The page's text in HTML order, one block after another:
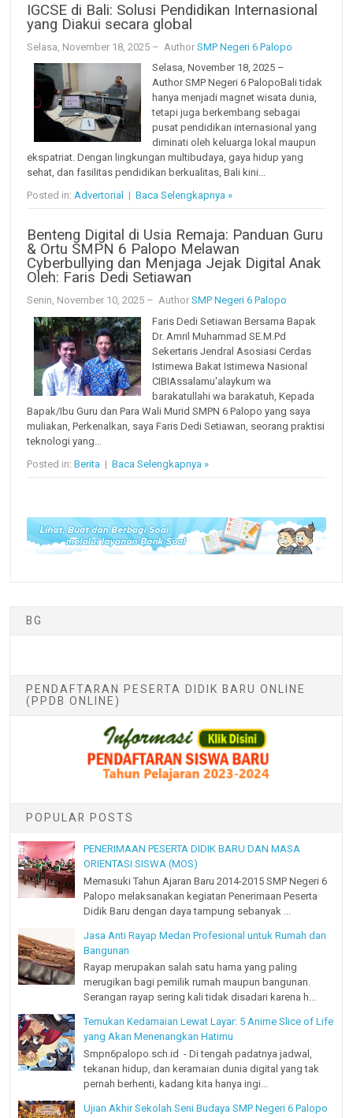
IGCSE di Bali: Solusi Pendidikan Internasional
yang Diakui secara global
Selasa, November 18, 2025 – AuthorSMP Negeri 6 Palopo
Selasa, November 18, 2025 –
Author SMP Negeri 6 PalopoBali tidak
hanya menjadi magnet wisata dunia,
tetapi juga berkembang sebagai
pusat pendidikan internasional yang
diminati oleh keluarga lokal maupun
ekspatriat. Dengan lingkungan multibudaya, gaya hidup yang
sehat, dan fasilitas pendidikan berkualitas, Bali kini...
Posted in:Advertorial |Baca Selengkapnya »
Benteng Digital di Usia Remaja: Panduan Guru
& Ortu SMPN 6 Palopo Melawan
Cyberbullying dan Menjaga Jejak Digital Anak
Oleh: Faris Dedi Setiawan
Senin, November 10, 2025 – AuthorSMP Negeri 6 Palopo
Faris Dedi Setiawan Bersama Bapak
Dr. Amril Muhammad SE.M.Pd
Sekertaris Jendral Asosiasi Cerdas
Istimewa Bakat Istimewa Nasional
CIBIAssalamu'alaykum wa
barakatullahi wa barakatuh, Kepada
Bapak/Ibu Guru dan Para Wali Murid SMPN 6 Palopo yang saya
muliakan, Perkenalkan, saya Faris Dedi Setiawan, seorang praktisi
teknologi yang...
Posted in:Berita |Baca Selengkapnya »
BG
PENDAFTARAN PESERTA DIDIK BARU ONLINE
(PPDB ONLINE)
POPULAR POSTS
PENERIMAAN PESERTA DIDIK BARU DAN MASA
ORIENTASI SISWA (MOS)
Memasuki Tahun Ajaran Baru 2014-2015 SMP Negeri 6
Palopo melaksanakan kegiatan Penerimaan Peserta
Didik Baru dengan daya tampung sebanyak ...
Jasa Anti Rayap Medan Profesional untuk Rumah dan
Bangunan
Rayap merupakan salah satu hama yang paling
merugikan bagi pemilik rumah maupun bangunan.
Serangan rayap sering kali tidak disadari karena h...
Temukan Kedamaian Lewat Layar: 5 Anime Slice of Life
yang Akan Menenangkan Hatimu
Smpn6palopo.sch.id - Di tengah padatnya jadwal,
tekanan hidup, dan keramaian dunia digital yang tak
pernah berhenti, kadang kita hanya ingi...
Ujian Akhir Sekolah Seni Budaya SMP Negeri 6 Palopo